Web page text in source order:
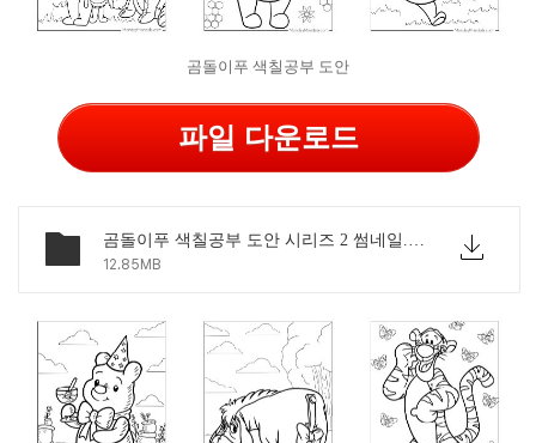
곰돌이푸 색칠공부 도안
파일 다운로드
곰돌이푸 색칠공부 도안 시리즈 2 썸네일.pdf
12.85MB